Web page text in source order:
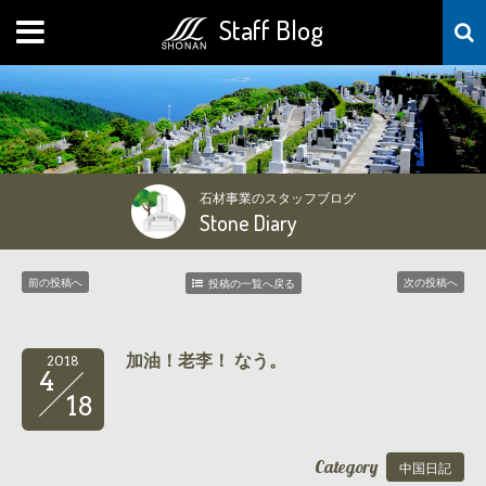
Staff Blog
MENU
石材事業のスタッフブログ
Stone Diary
前の投稿へ 投稿の一覧へ戻る 次の投稿へ
2018
4
18
加油！老李！ なう。
Category 中国日記